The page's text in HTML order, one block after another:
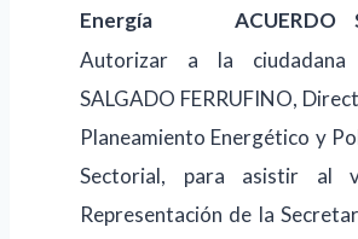
Energía
ACUERDO
Autorizar a la ciudadana
SALGADO FERRUFINO,
Planeamiento Energético y
Sectorial, para asistir al
Representación de la